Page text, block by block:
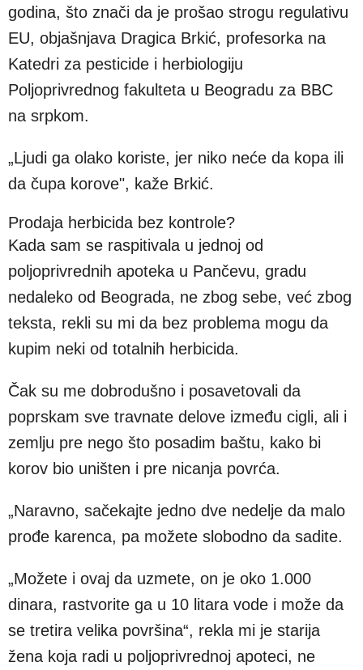
godina, što znači da je prošao strogu regulativu
EU, objašnjava Dragica Brkić, profesorka na
Katedri za pesticide i herbiologiju
Poljoprivrednog fakulteta u Beogradu za BBC
na srpkom.
„Ljudi ga olako koriste, jer niko neće da kopa ili
da čupa korove", kaže Brkić.
Prodaja herbicida bez kontrole?
Kada sam se raspitivala u jednoj od
poljoprivrednih apoteka u Pančevu, gradu
nedaleko od Beograda, ne zbog sebe, već zbog
teksta, rekli su mi da bez problema mogu da
kupim neki od totalnih herbicida.
Čak su me dobrodušno i posavetovali da
poprskam sve travnate delove između cigli, ali i
zemlju pre nego što posadim baštu, kako bi
korov bio uništen i pre nicanja povrća.
„Naravno, sačekajte jedno dve nedelje da malo
prođe karenca, pa možete slobodno da sadite.
„Možete i ovaj da uzmete, on je oko 1.000
dinara, rastvorite ga u 10 litara vode i može da
se tretira velika površina“, rekla mi je starija
žena koja radi u poljoprivrednoj apoteci, ne